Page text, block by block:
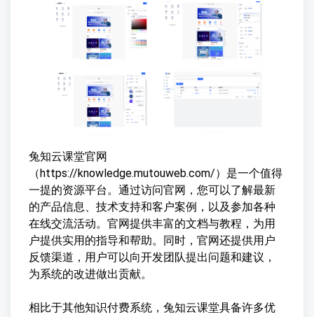
兔知云课堂官网
（https://knowledge.mutouweb.com/）是一个值得
一提的资源平台。通过访问官网，您可以了解最新
的产品信息、技术支持和客户案例，以及参加各种
在线交流活动。官网提供丰富的文档与教程，为用
户提供实用的指导和帮助。同时，官网还提供用户
反馈渠道，用户可以向开发团队提出问题和建议，
为系统的改进做出贡献。
相比于其他知识付费系统，兔知云课堂具备许多优